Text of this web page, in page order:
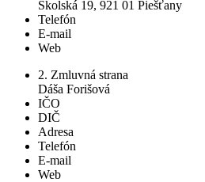
Školská 19, 921 01 Piešťany
Telefón
E-mail
Web
2. Zmluvná strana
Dáša Forišová
IČO
DIČ
Adresa
Telefón
E-mail
Web